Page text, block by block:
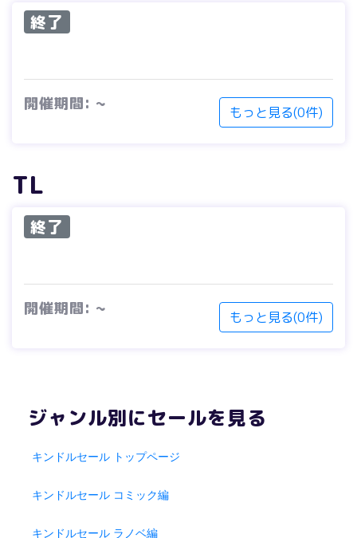
終了
開催期間: ~ もっと見る(0件)
TL
終了
開催期間: ~ もっと見る(0件)
ジャンル別にセールを見る
キンドルセール トップページ
キンドルセール コミック編
キンドルセール ラノベ編